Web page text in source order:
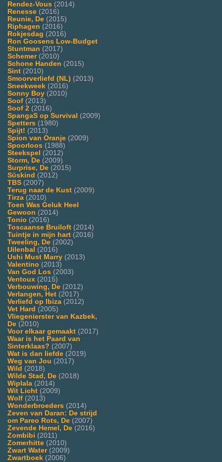
Rendez-Vous (2014)
Renesse (2016)
Reunie, De (2015)
Riphagen (2016)
Rokjesdag (2016)
Ron Goosens Low-Budget
Stuntman (2017)
Schemer(2010)
Schone Handen (2015)
Sint (2010)
Smoorverliefd (NL) (2013)
Sneekweek (2016)
Sonny Boy (2010)
Soof (2013)
Soof 2 (2016)
SpangaS op Survival (2009)
Spetters (1980)
Spijt! (2013)
Spion van Oranje (2009)
Spoorloos (1988)
Steekspel (2012)
Storm, De (2009)
Surprise, De (2015)
Süskind (2012)
TBS (2007)
Terug naar de Kust (2009)
Tirza (2010)
Toen Was Geluk Heel
Gewoon (2014)
Tonio (2016)
Toscaanse Bruiloft (2014)
Tuintje in mijn hart (2016)
Tweeling, De (2002)
Uilenbal (2016)
Ushi Must Marry (2013)
Valentino (2013)
Van God Los (2003)
Ventoux (2015)
Verbouwing, De (2012)
Verlangen, Het (2017)
Verliefd op Ibiza (2012)
Vet Hard (2005)
Vliegenierster van Kazbek,
De (2010)
Voor elkaar gemaakt (2017)
Waar is het Paard van
Sinterklaas? (2007)
Wat is dan liefde (2019)
Weg van Jou (2017)
Wild (2018)
Wilde Stad, De (2018)
Wiplala (2014)
Wit Licht (2009)
Wolf (2013)
Wonderbroeders (2014)
Zeven van Daran: De strijd
om Pareo Rots, De (2007)
Zevende Hemel, De (2016)
Zombibi (2011)
Zomerhitte (2010)
Zwart Water(2009)
Zwartboek (2006)